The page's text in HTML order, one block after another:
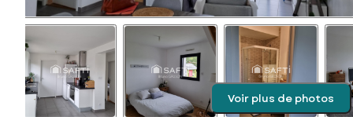
Voir plus de photos